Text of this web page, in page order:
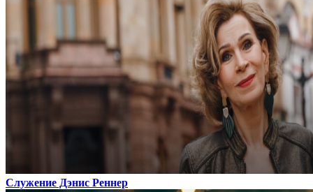
Служение Дэнис Реннер